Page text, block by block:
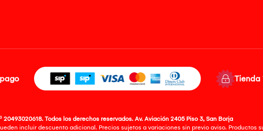
Tienda
20493020618. Todos los derechos reservados. Av. Aviación 2405 Piso 3, San Borja
incluir descuento adicional. Precios sujetos a variaciones sin previo aviso. Productos